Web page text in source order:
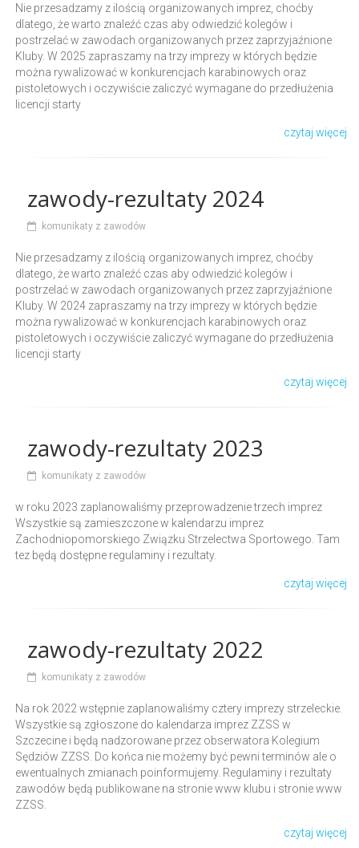
Nie przesadzamy z ilością organizowanych imprez, choćby
dlatego, że warto znaleźć czas aby odwiedzić kolegów i
postrzelać w zawodach organizowanych przez zaprzyjaźnione
Kluby. W 2025 zapraszamy na trzy imprezy w których będzie
można rywalizować w konkurencjach karabinowych oraz
pistoletowych i oczywiście zaliczyć wymagane do przedłużenia
licencji starty
czytaj więcej
zawody-rezultaty 2024
komunikaty z zawodów
Nie przesadzamy z ilością organizowanych imprez, choćby
dlatego, że warto znaleźć czas aby odwiedzić kolegów i
postrzelać w zawodach organizowanych przez zaprzyjaźnione
Kluby. W 2024 zapraszamy na trzy imprezy w których będzie
można rywalizować w konkurencjach karabinowych oraz
pistoletowych i oczywiście zaliczyć wymagane do przedłużenia
licencji starty
czytaj więcej
zawody-rezultaty 2023
komunikaty z zawodów
w roku 2023 zaplanowaliśmy przeprowadzenie trzech imprez
Wszystkie są zamieszczone w kalendarzu imprez
Zachodniopomorskiego Związku Strzelectwa Sportowego. Tam
tez będą dostępne regulaminy i rezultaty.
czytaj więcej
zawody-rezultaty 2022
komunikaty z zawodów
Na rok 2022 wstępnie zaplanowaliśmy cztery imprezy strzeleckie.
Wszystkie są zgłoszone do kalendarza imprez ZZSS w
Szczecine i będą nadzorowane przez obserwatora Kolegium
Sędziów ZZSS. Do końca nie możemy być pewni terminów ale o
ewentualnych zmianach poinformujemy. Regulaminy i rezultaty
zawodów będą publikowane na stronie www klubu i stronie www
ZZSS.
czytaj więcej